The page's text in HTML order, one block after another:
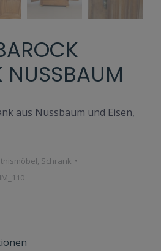
NUSSBAUM
aus Nussbaum und Eisen,
, Schrank